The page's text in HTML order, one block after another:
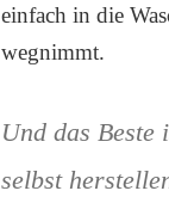
einfach in die
wegnimmt.
Und das
selbst